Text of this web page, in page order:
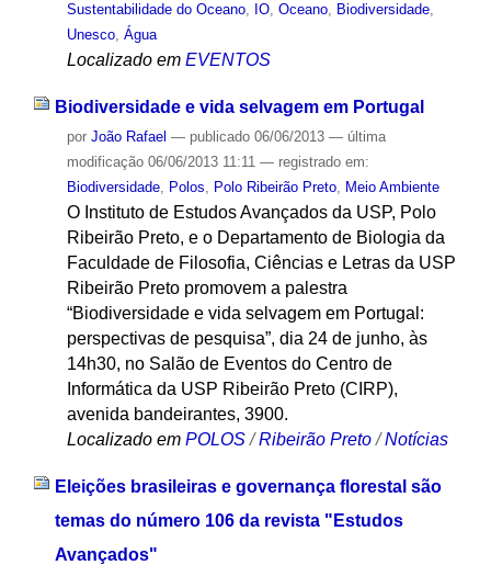
Sustentabilidade do Oceano, IO, Oceano, Biodiversidade,
Unesco, Água
Localizado em EVENTOS
Biodiversidade e vida selvagem em Portugal
por João Rafael — publicado06/06/2013 — última
modificação06/06/2013 11:11 — registrado em:
Biodiversidade, Polos, Polo Ribeirão Preto, Meio Ambiente
O Instituto de Estudos Avançados da USP, Polo
Ribeirão Preto, e o Departamento de Biologia da
Faculdade de Filosofia, Ciências e Letras da USP
Ribeirão Preto promovem a palestra
“Biodiversidade e vida selvagem em Portugal:
perspectivas de pesquisa”, dia 24 de junho, às
14h30, no Salão de Eventos do Centro de
Informática da USP Ribeirão Preto (CIRP),
avenida bandeirantes, 3900.
Localizado em POLOS /Ribeirão Preto /Notícias
Eleições brasileiras e governança florestal são
temas do número 106 da revista "Estudos
Avançados"